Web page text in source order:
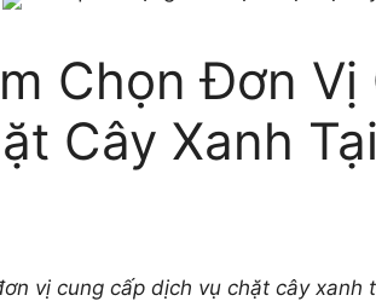
Chọn Đơn Vị
Cây Xanh
vị cung cấp dịch vụ chặt cây xanh